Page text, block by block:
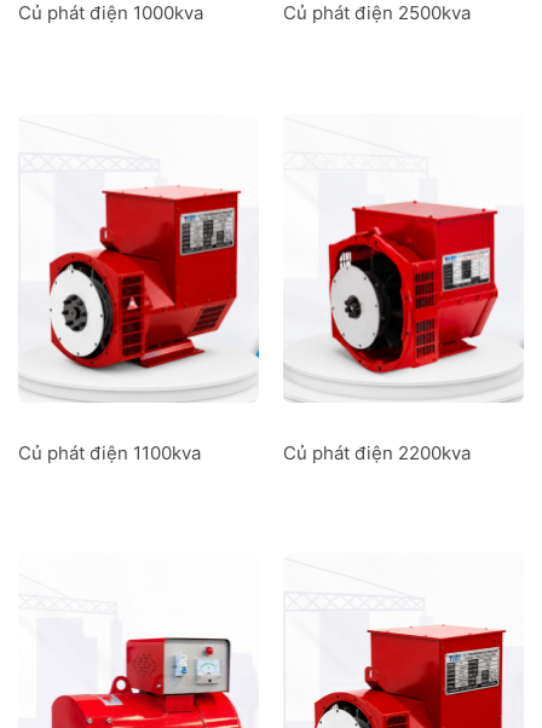
Củ phát điện 1000kva Củ phát điện 2500kva
Củ phát điện 1100kva Củ phát điện 2200kva